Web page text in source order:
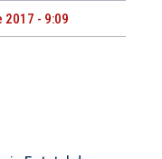
2017 - 9:09